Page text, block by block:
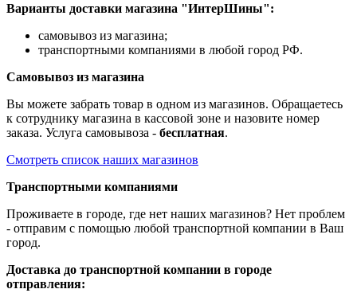
Варианты доставки магазина "ИнтерШины":
самовывоз из магазина;
транспортными компаниями в любой город РФ.
Самовывоз из магазина
Вы можете забрать товар в одном из магазинов. Обращаетесь
к сотруднику магазина в кассовой зоне и назовите номер
заказа. Услуга самовывоза - бесплатная.
Смотреть список наших магазинов
Транспортными компаниями
Проживаете в городе, где нет наших магазинов? Нет проблем
- отправим с помощью любой транспортной компании в Ваш
город.
Доставка до транспортной компании в городе
отправления: